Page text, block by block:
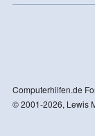
Computerhilfen.de
© 2001-2026, Lewis